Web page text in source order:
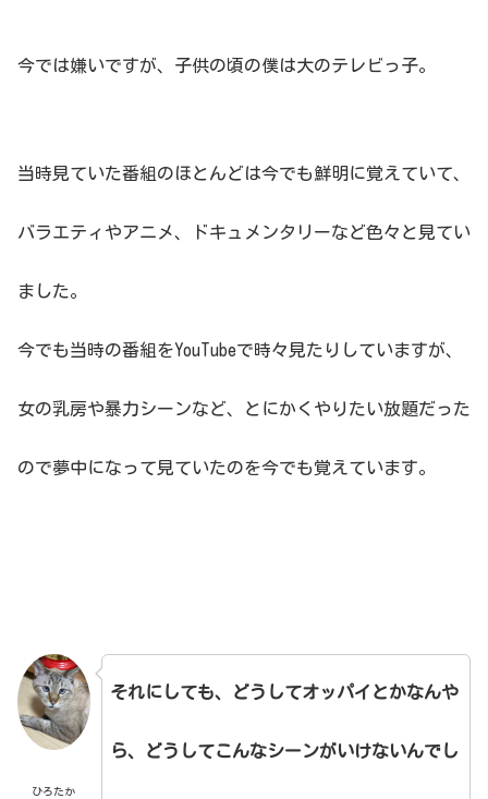
今では嫌いですが、子供の頃の僕は大のテレビっ子。
当時見ていた番組のほとんどは今でも鮮明に覚えていて、
バラエティやアニメ、ドキュメンタリーなど色々と見てい
ました。
今でも当時の番組をYouTubeで時々見たりしていますが、
女の乳房や暴力シーンなど、とにかくやりたい放題だった
ので夢中になって見ていたのを今でも覚えています。
ひろたか
それにしても、どうしてオッパイとかなんや
ら、どうしてこんなシーンがいけないんでし